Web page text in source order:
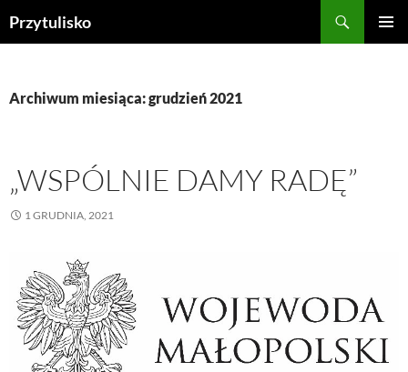
doPrzytulisko
Archiwum miesiąca: grudzień 2021
„WSPÓLNIE DAMY RADĘ”
1 GRUDNIA, 2021